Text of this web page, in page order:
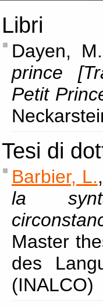
Libri
Dayen,
prince
Petit
Tesi di
Barbier, L.
la
Master
des
(INALCO)